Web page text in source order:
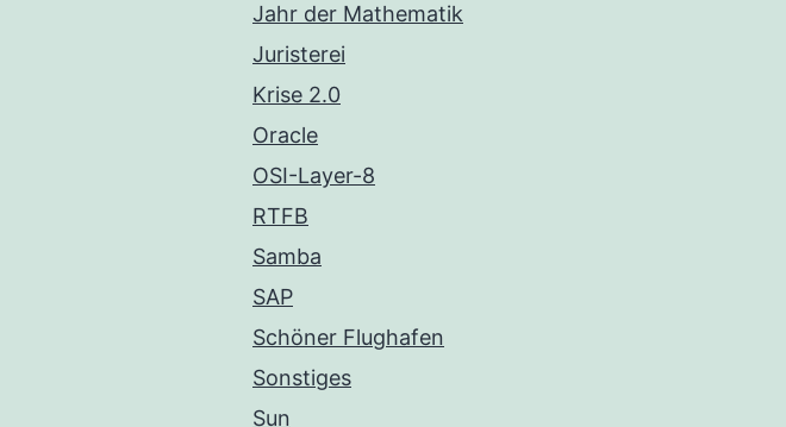
Jahr der Mathematik
Juristerei
Krise 2.0
Oracle
OSI-Layer-8
RTFB
Samba
SAP
Schöner Flughafen
Sonstiges
Sun